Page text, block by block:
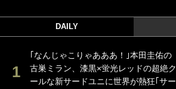
DAILY
｢なんじゃこりゃあああ！｣本田圭佑の
古巣ミラン、漆黒×蛍光レッドの超絶ク
ールな新サードユニに世界が熱狂｢サー